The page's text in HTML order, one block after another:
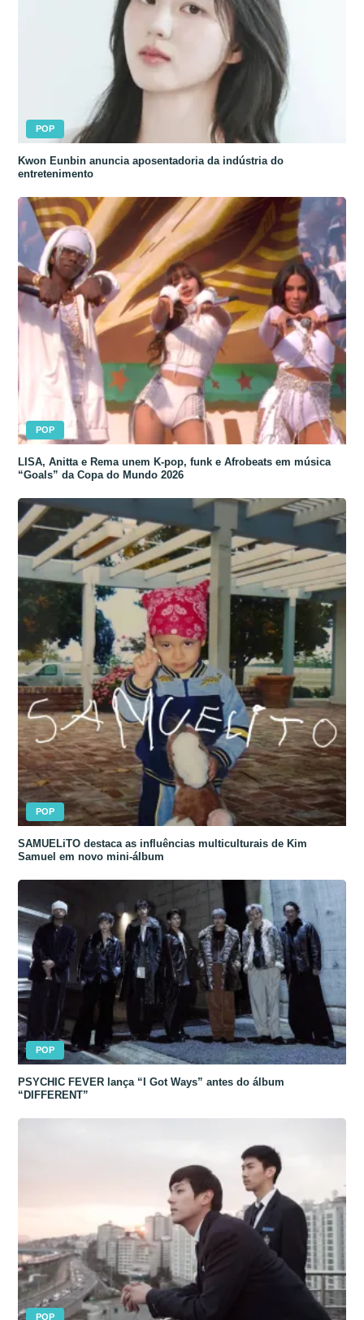
POP
Kwon Eunbin anuncia aposentadoria da indústria do
entretenimento
POP
LISA, Anitta e Rema unem K-pop, funk e Afrobeats em música
“Goals” da Copa do Mundo 2026
POP
SAMUELiTO destaca as influências multiculturais de Kim
Samuel em novo mini-álbum
POP
PSYCHIC FEVER lança “I Got Ways” antes do álbum
“DIFFERENT”
POP